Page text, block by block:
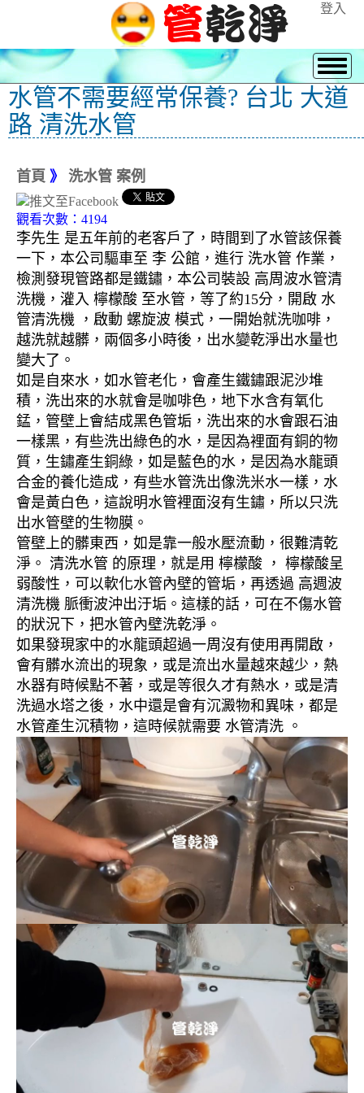
登入
水管不需要經常保養? 台北 大道
路 清洗水管
首頁 》 洗水管 案例
觀看次數：4194
李先生 是五年前的老客戶了，時間到了水管該保養
一下，本公司驅車至 李 公館，進行 洗水管 作業，
檢測發現管路都是鐵鏽，本公司裝設 高周波水管清
洗機，灌入 檸檬酸 至水管，等了約15分，開啟 水
管清洗機 ，啟動 螺旋波 模式，一開始就洗咖啡，
越洗就越髒，兩個多小時後，出水變乾淨出水量也
變大了。
如是自來水，如水管老化，會產生鐵鏽跟泥沙堆
積，洗出來的水就會是咖啡色，地下水含有氧化
錳，管壁上會結成黑色管垢，洗出來的水會跟石油
一樣黑，有些洗出綠色的水，是因為裡面有銅的物
質，生鏽產生銅綠，如是藍色的水，是因為水龍頭
合金的養化造成，有些水管洗出像洗米水一樣，水
會是黃白色，這說明水管裡面沒有生鏽，所以只洗
出水管壁的生物膜。
管壁上的髒東西，如是靠一般水壓流動，很難清乾
淨。 清洗水管 的原理，就是用 檸檬酸 ， 檸檬酸呈
弱酸性，可以軟化水管內壁的管垢，再透過 高週波
清洗機 脈衝波沖出汙垢。這樣的話，可在不傷水管
的狀況下，把水管內壁洗乾淨。
如果發現家中的水龍頭超過一周沒有使用再開啟，
會有髒水流出的現象，或是流出水量越來越少，熱
水器有時候點不著，或是等很久才有熱水，或是清
洗過水塔之後，水中還是會有沉澱物和異味，都是
水管產生沉積物，這時候就需要 水管清洗 。